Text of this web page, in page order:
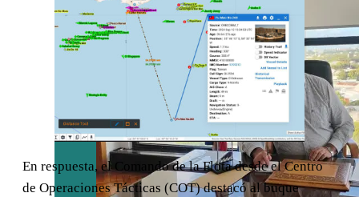
En respuesta, el Comando de la Flota desde el Centro
de Operaciones Tácticas (COT) destacó al buque